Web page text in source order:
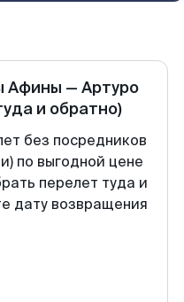
Афины — Артуро
и обратно)
без посредников
по выгодной цене
перелет туда и
дату возвращения